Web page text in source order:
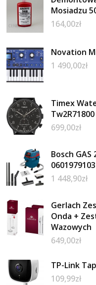
Mosiadzu
164,00zł
Novation
1 490,00zł
Timex
Tw2R71800
699,00zł
Bosch GAS
0601979103
1 448,90zł
Gerlach
Onda +
Wazowych
649,00zł
TP-Link
109,99zł